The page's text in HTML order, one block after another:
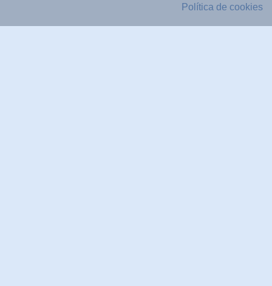
Política de cookies